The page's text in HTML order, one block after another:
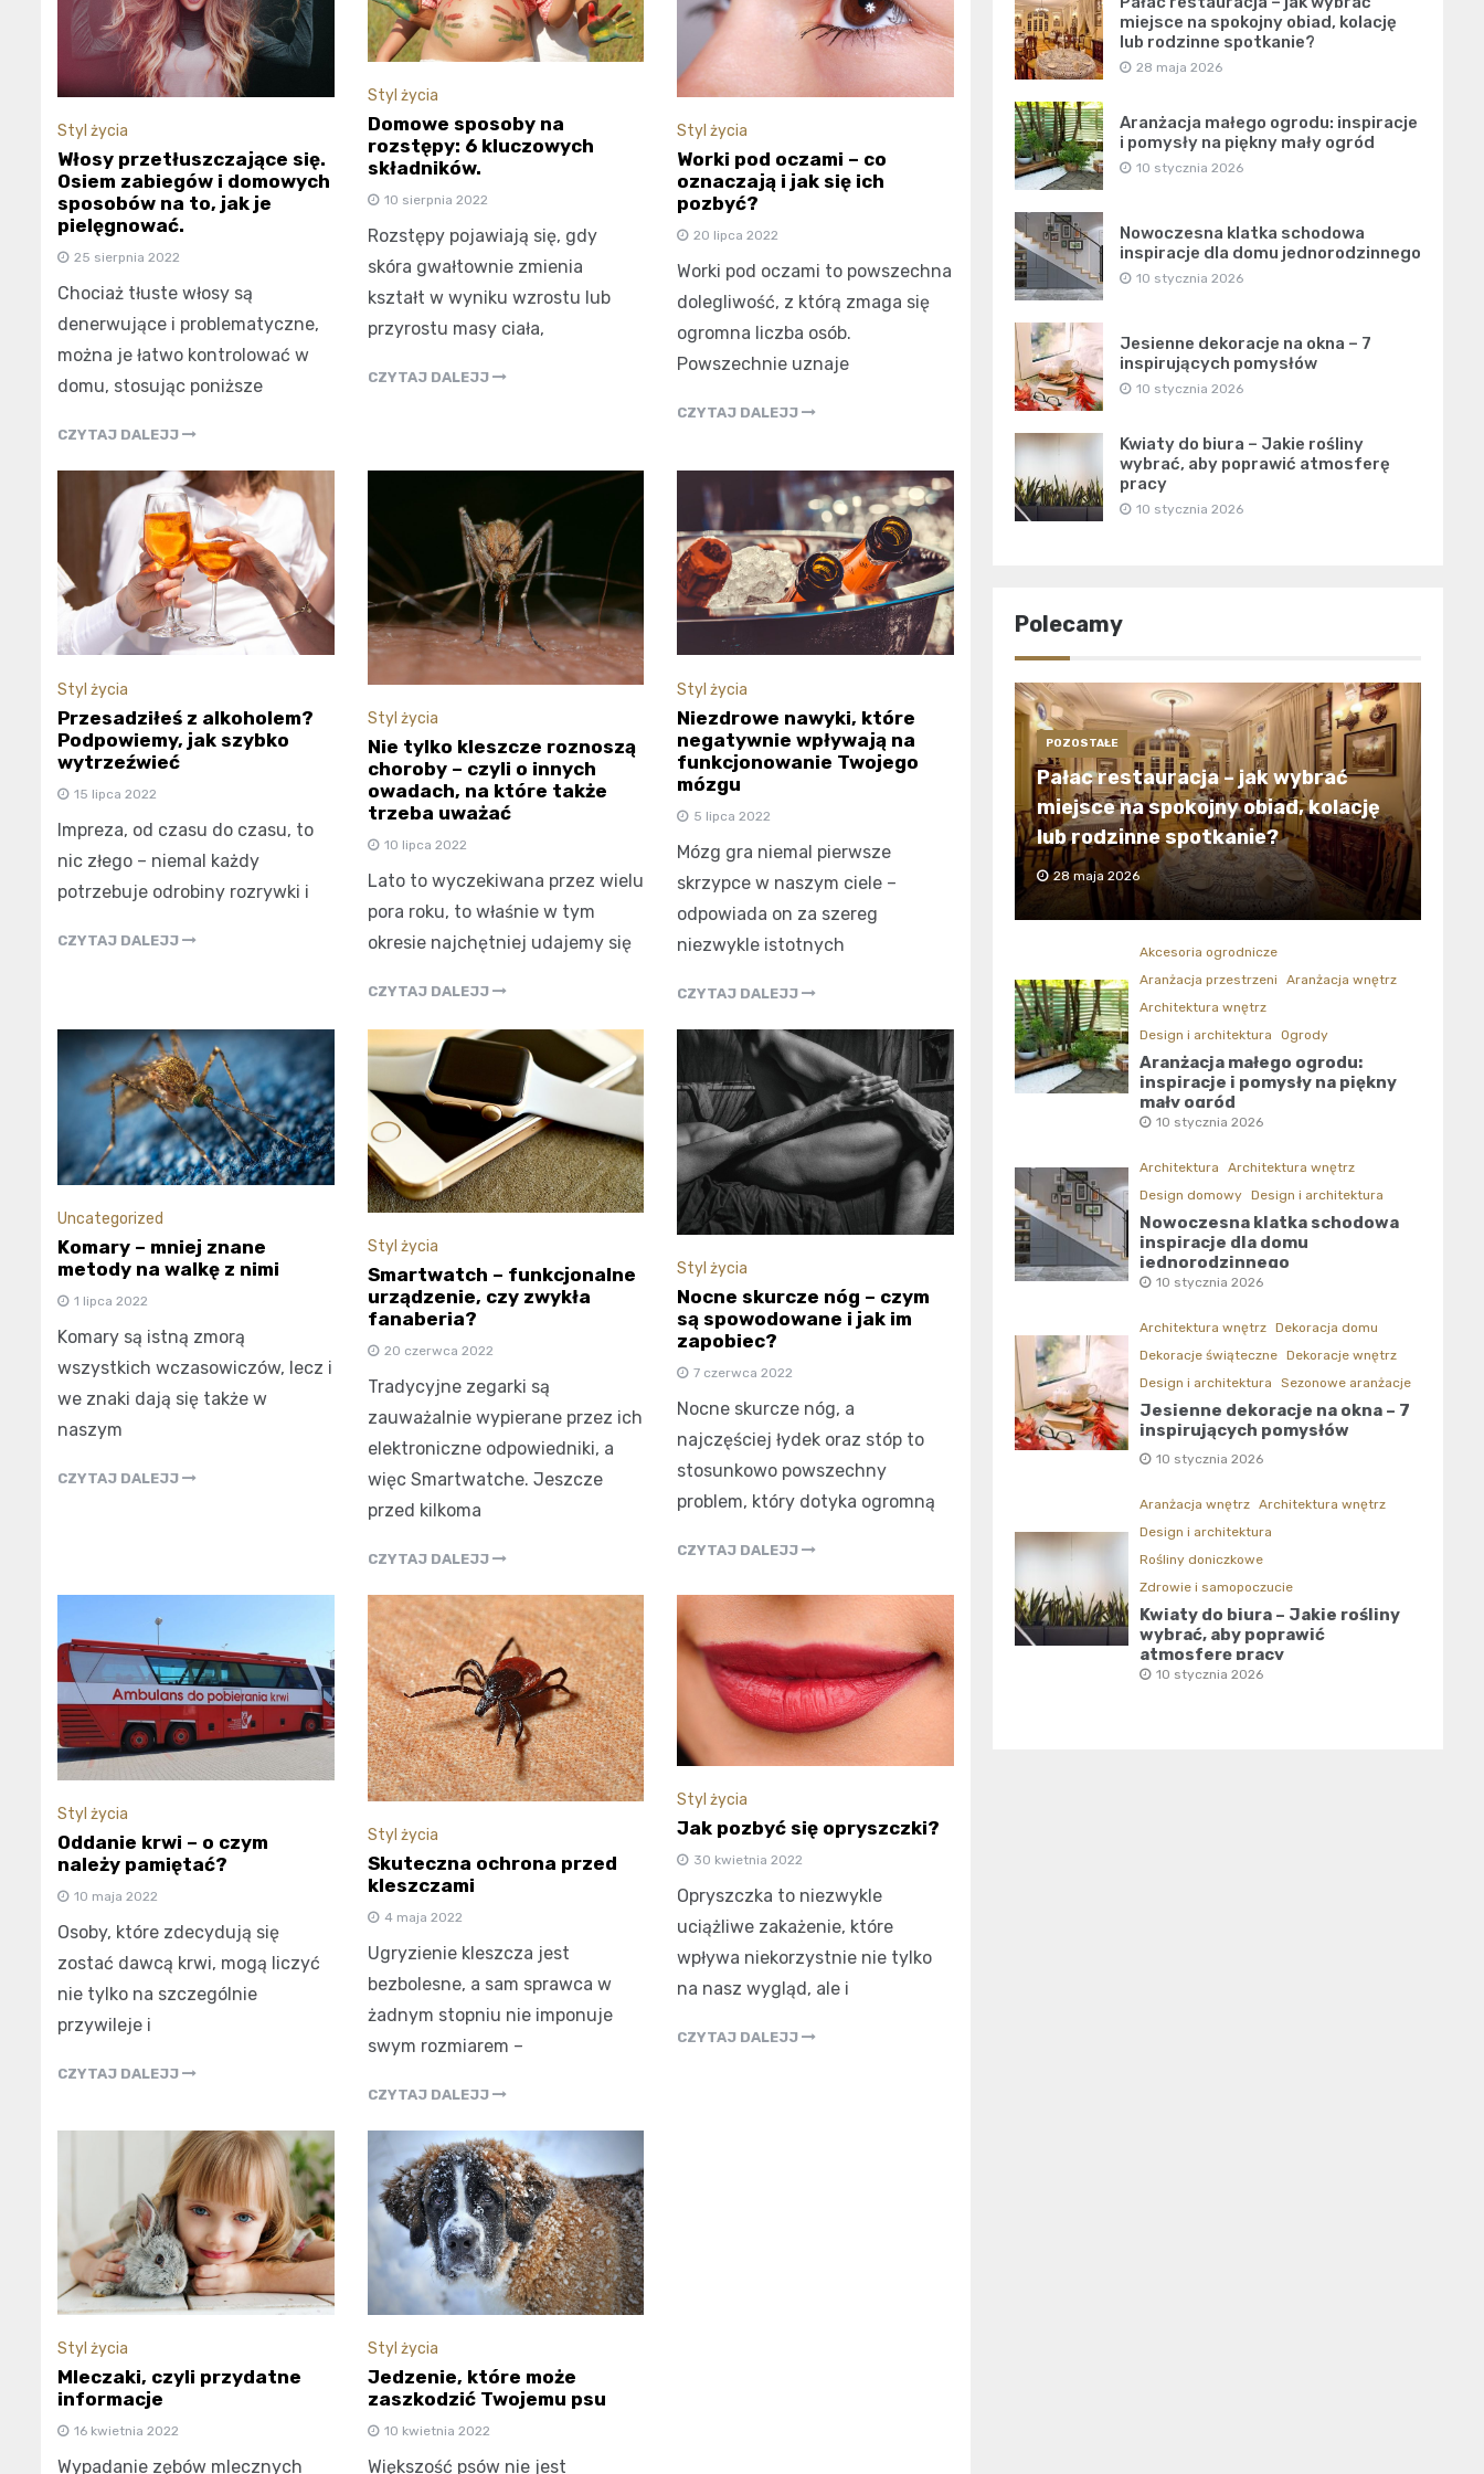
Styl życia
Włosy przetłuszczające się.
Osiem zabiegów i domowych
sposobów na to, jak je
pielęgnować.
25 sierpnia 2022
Chociaż tłuste włosy są
denerwujące i problematyczne,
można je łatwo kontrolować w
domu, stosując poniższe
CZYTAJ DALEJJ
Styl życia
Domowe sposoby na
rozstępy: 6 kluczowych
składników.
10 sierpnia 2022
Rozstępy pojawiają się, gdy
skóra gwałtownie zmienia
kształt w wyniku wzrostu lub
przyrostu masy ciała,
CZYTAJ DALEJJ
Styl życia
Worki pod oczami – co
oznaczają i jak się ich
pozbyć?
20 lipca 2022
Worki pod oczami to powszechna
dolegliwość, z którą zmaga się
ogromna liczba osób.
Powszechnie uznaje
CZYTAJ DALEJJ
Styl życia
Przesadziłeś z alkoholem?
Podpowiemy, jak szybko
wytrzeźwieć
15 lipca 2022
Impreza, od czasu do czasu, to
nic złego – niemal każdy
potrzebuje odrobiny rozrywki i
CZYTAJ DALEJJ
Styl życia
Nie tylko kleszcze roznoszą
choroby – czyli o innych
owadach, na które także
trzeba uważać
10 lipca 2022
Lato to wyczekiwana przez wielu
pora roku, to właśnie w tym
okresie najchętniej udajemy się
CZYTAJ DALEJJ
Styl życia
Niezdrowe nawyki, które
negatywnie wpływają na
funkcjonowanie Twojego
mózgu
5 lipca 2022
Mózg gra niemal pierwsze
skrzypce w naszym ciele –
odpowiada on za szereg
niezwykle istotnych
CZYTAJ DALEJJ
Uncategorized
Komary – mniej znane
metody na walkę z nimi
1 lipca 2022
Komary są istną zmorą
wszystkich wczasowiczów, lecz i
we znaki dają się także w
naszym
CZYTAJ DALEJJ
Styl życia
Smartwatch – funkcjonalne
urządzenie, czy zwykła
fanaberia?
20 czerwca 2022
Tradycyjne zegarki są
zauważalnie wypierane przez ich
elektroniczne odpowiedniki, a
więc Smartwatche. Jeszcze
przed kilkoma
CZYTAJ DALEJJ
Styl życia
Nocne skurcze nóg – czym
są spowodowane i jak im
zapobiec?
7 czerwca 2022
Nocne skurcze nóg, a
najczęściej łydek oraz stóp to
stosunkowo powszechny
problem, który dotyka ogromną
CZYTAJ DALEJJ
Styl życia
Oddanie krwi – o czym
należy pamiętać?
10 maja 2022
Osoby, które zdecydują się
zostać dawcą krwi, mogą liczyć
nie tylko na szczególnie
przywileje i
CZYTAJ DALEJJ
Styl życia
Skuteczna ochrona przed
kleszczami
4 maja 2022
Ugryzienie kleszcza jest
bezbolesne, a sam sprawca w
żadnym stopniu nie imponuje
swym rozmiarem –
CZYTAJ DALEJJ
Styl życia
Jak pozbyć się opryszczki?
30 kwietnia 2022
Opryszczka to niezwykle
uciążliwe zakażenie, które
wpływa niekorzystnie nie tylko
na nasz wygląd, ale i
CZYTAJ DALEJJ
Styl życia
Mleczaki, czyli przydatne
informacje
16 kwietnia 2022
Wypadanie zębów mlecznych
Styl życia
Jedzenie, które może
zaszkodzić Twojemu psu
10 kwietnia 2022
Większość psów nie jest
miejsce na spokojny obiad, kolację
lub rodzinne spotkanie?
28 maja 2026
Aranżacja małego ogrodu: inspiracje
i pomysły na piękny mały ogród
10 stycznia 2026
Nowoczesna klatka schodowa
inspiracje dla domu jednorodzinnego
10 stycznia 2026
Jesienne dekoracje na okna – 7
inspirujących pomysłów
10 stycznia 2026
Kwiaty do biura – Jakie rośliny
wybrać, aby poprawić atmosferę
pracy
10 stycznia 2026
Polecamy
POZOSTAŁE
Pałac restauracja – jak wybrać
miejsce na spokojny obiad, kolację
lub rodzinne spotkanie?
28 maja 2026
Akcesoria ogrodnicze
Aranżacja przestrzeni
Aranżacja wnętrz
Architektura wnętrz
Design i architektura
Ogrody
Aranżacja małego ogrodu:
inspiracje i pomysły na piękny
mały ogród
10 stycznia 2026
Architektura
Architektura wnętrz
Design domowy Design i architektura
Nowoczesna klatka schodowa
inspiracje dla domu
jednorodzinnego
10 stycznia 2026
Architektura wnętrz Dekoracja domu
Dekoracje świąteczne Dekoracje wnętrz
Design i architektura
Sezonowe aranżacje
Jesienne dekoracje na okna – 7
inspirujących pomysłów
10 stycznia 2026
Aranżacja wnętrz Architektura wnętrz
Design i architektura
Rośliny doniczkowe
Zdrowie i samopoczucie
Kwiaty do biura – Jakie rośliny
wybrać, aby poprawić
atmosferę pracy
10 stycznia 2026